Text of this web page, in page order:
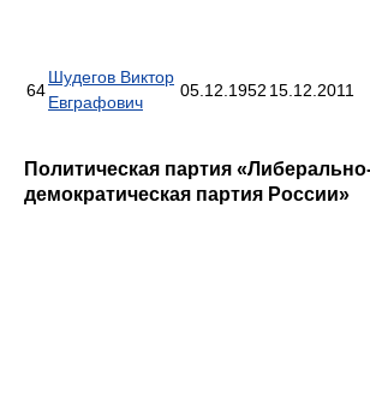
64
Шудегов Виктор
Евграфович
05.12.1952 15.12.2011
Политическая партия
демократическая партия России»